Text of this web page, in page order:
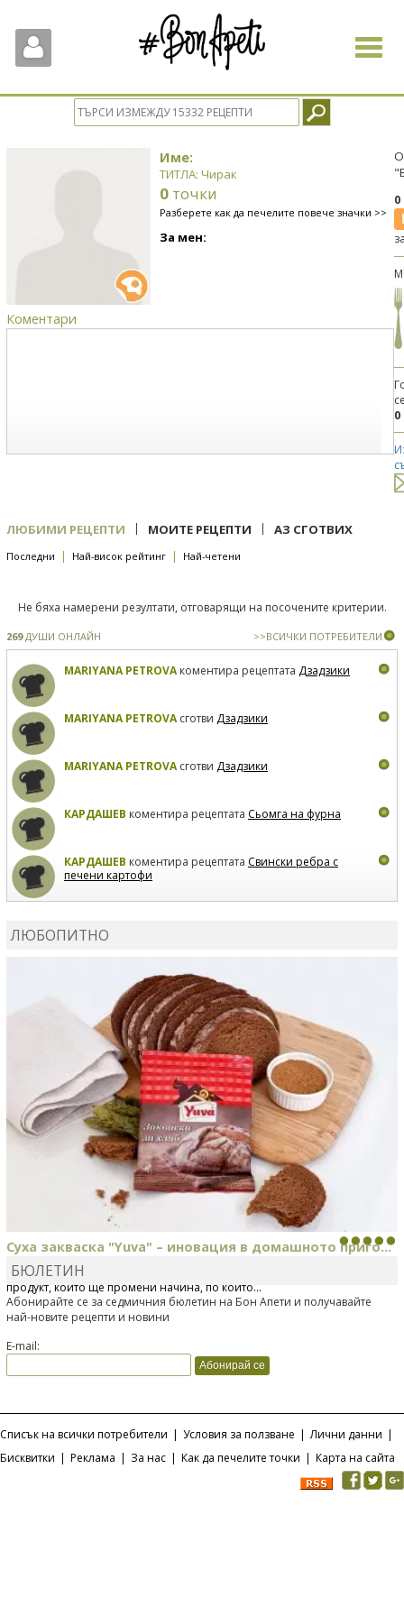
Toggle
Име:
ТИТЛА: Чирак
0 точки
Разберете как да печелите повече значки >>
За мен:
Коментари
0
ЛЮБИМИ РЕЦЕПТИ | МОИТЕ РЕЦЕПТИ | АЗ СГОТВИХ
Последни | Най-висок рейтинг | Най-четени
Не бяха намерени резултати, отговарящи на посочените критерии.
269ДУШИ ОНЛАЙН >>ВСИЧКИ ПОТРЕБИТЕЛИ
MARIYANA PETROVAкоментира рецептата Дзадзики
MARIYANA PETROVAсготви Дзадзики
MARIYANA PETROVAсготви Дзадзики
КАРДАШЕВ коментира рецептата Сьомга на фурна
КАРДАШЕВ коментира рецептата Свински ребра с
печени картофи
ЛЮБОПИТНО
Суха закваска "Yuva" – иновация в домашното приго...
Отскоро Лесафр България стартира предлагането на изцяло нов
продукт, който ще промени начина, по който...
БЮЛЕТИН
Абонирайте се за седмичния бюлетин на Бон Апети и получавайте
най-новите рецепти и новини
E-mail:
Списък на всички потребители | Условия за ползване | Лични данни |
Бисквитки | Реклама | За нас | Как да печелите точки | Карта на сайта